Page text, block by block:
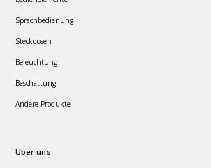
Sprachbedienung
Steckdosen
Beleuchtung
Beschattung
Andere Produkte
Über uns